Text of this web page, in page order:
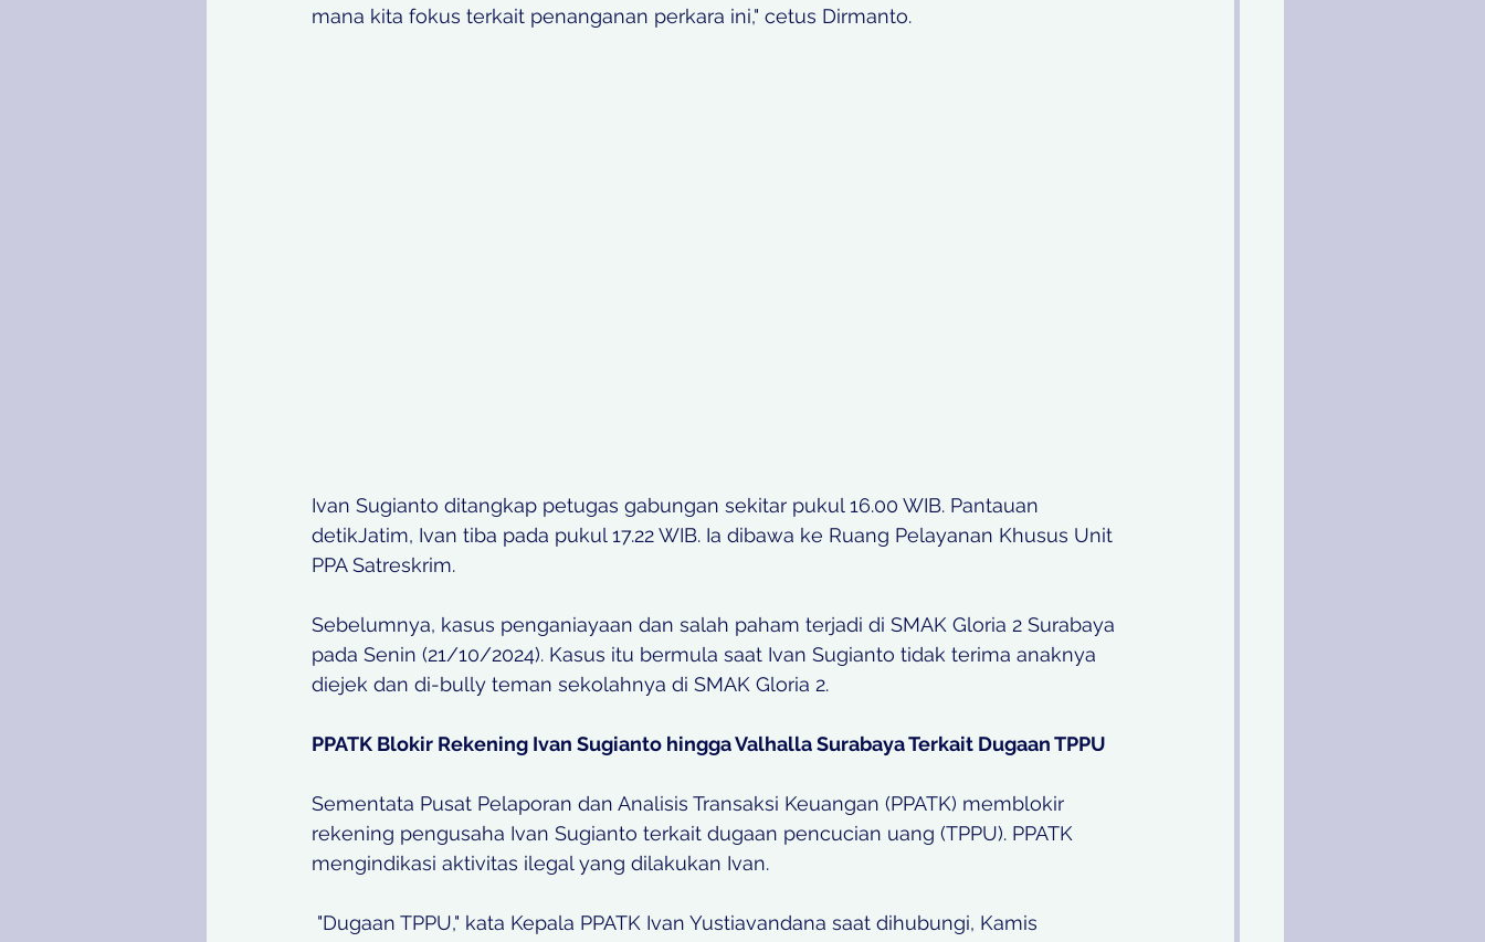
mana kita fokus terkait penanganan perkara ini," cetus Dirmanto.
Ivan Sugianto ditangkap petugas gabungan sekitar pukul 16.00 WIB. Pantauan
detikJatim, Ivan tiba pada pukul 17.22 WIB. Ia dibawa ke Ruang Pelayanan Khusus Unit
PPA Satreskrim.
Sebelumnya, kasus penganiayaan dan salah paham terjadi di SMAK Gloria 2 Surabaya
pada Senin (21/10/2024). Kasus itu bermula saat Ivan Sugianto tidak terima anaknya
diejek dan di-bully teman sekolahnya di SMAK Gloria 2.
PPATK Blokir Rekening Ivan Sugianto hingga Valhalla Surabaya Terkait Dugaan TPPU
Sementata Pusat Pelaporan dan Analisis Transaksi Keuangan (PPATK) memblokir
rekening pengusaha Ivan Sugianto terkait dugaan pencucian uang (TPPU). PPATK
mengindikasi aktivitas ilegal yang dilakukan Ivan.